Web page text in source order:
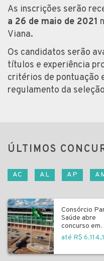
As inscrições serão
a 26 de maio de 2021
Viana.
Os candidatos serão
títulos e experiência
critérios de pontuação
regulamento da
ÚLTIMOS
AC AL AP
Consórcio
Saúde abre
concurso em
Curitiba
até R$